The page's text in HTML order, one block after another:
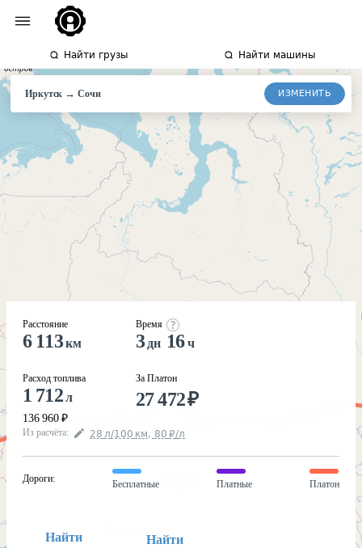
Найти грузы Найти машины
Иркутск →Сочи ИЗМЕНИТЬ
Расстояние
6 113км
Расход топлива
1 712л
136 960 ₽
Время
3 дн 16ч
За Платон
27 472₽
Из расчёта: 28 л/100 км, 80 ₽/л
Дороги:
Бесплатные Платные Платон
Найти Найти